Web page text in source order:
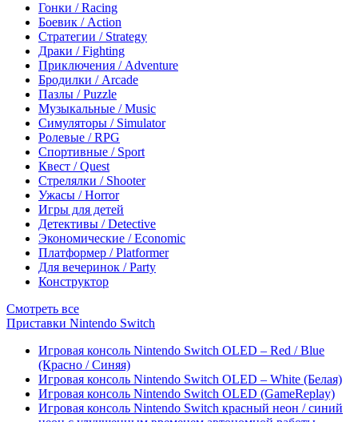
Гонки / Racing
Боевик / Action
Стратегии / Strategy
Драки / Fighting
Приключения / Adventure
Бродилки / Arcade
Пазлы / Puzzle
Музыкальные / Music
Симуляторы / Simulator
Ролевые / RPG
Спортивные / Sport
Квест / Quest
Стрелялки / Shooter
Ужасы / Horror
Игры для детей
Детективы / Detective
Экономические / Economic
Платформер / Platformer
Для вечеринок / Party
Конструктор
Смотреть все
Приставки Nintendo Switch
Игровая консоль Nintendo Switch OLED – Red / Blue
(Красно / Синяя)
Игровая консоль Nintendo Switch OLED – White (Белая)
Игровая консоль Nintendo Switch OLED (GameReplay)
Игровая консоль Nintendo Switch красный неон / синий